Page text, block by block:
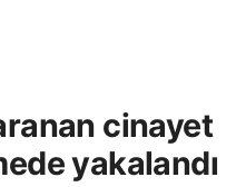
cinayet
yakalandı